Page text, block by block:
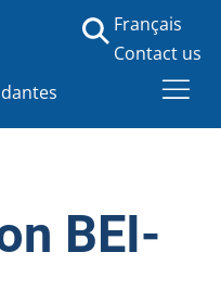
Français
Contact us
BEI-